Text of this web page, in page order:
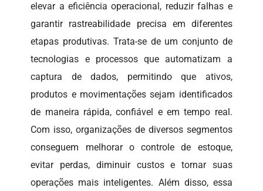
elevar a eficiência operacional, reduzir falhas e
garantir rastreabilidade precisa em diferentes
etapas produtivas. Trata-se de um conjunto de
tecnologias e processos que automatizam a
captura de dados, permitindo que ativos,
produtos e movimentações sejam identificados
de maneira rápida, confiável e em tempo real.
Com isso, organizações de diversos segmentos
conseguem melhorar o controle de estoque,
evitar perdas, diminuir custos e tornar suas
operações mais inteligentes. Além disso, essa